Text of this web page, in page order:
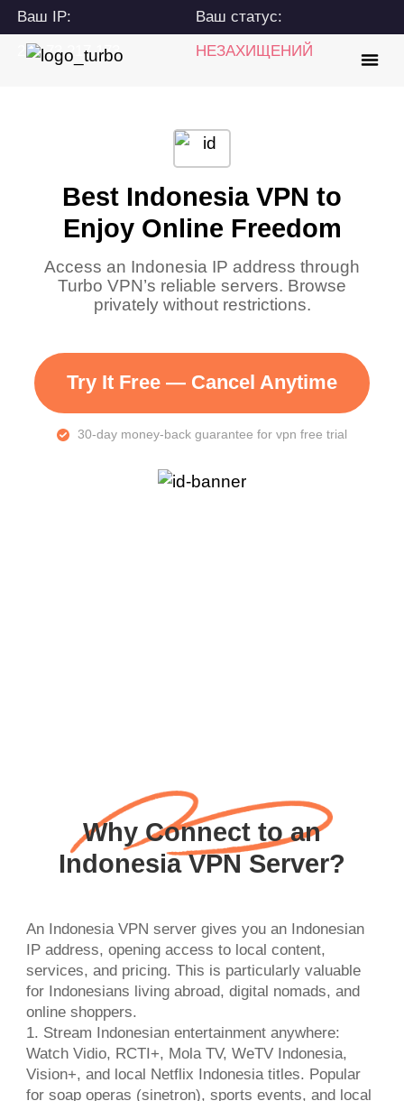
Ваш IP:
216.73.217.173
Ваш статус:
НЕЗАХИЩЕНИЙ
Best Indonesia VPN to
Enjoy Online Freedom
Access an Indonesia IP address through
Turbo VPN’s reliable servers. Browse
privately without restrictions.
Try It Free — Cancel Anytime
30-day money-back guarantee for vpn free trial
Why Connect to an
Indonesia VPN Server?
An Indonesia VPN server gives you an Indonesian
IP address, opening access to local content,
services, and pricing. This is particularly valuable
for Indonesians living abroad, digital nomads, and
online shoppers.
1. Stream Indonesian entertainment anywhere:
Watch Vidio, RCTI+, Mola TV, WeTV Indonesia,
Vision+, and local Netflix Indonesia titles. Popular
for soap operas (sinetron), sports events, and local